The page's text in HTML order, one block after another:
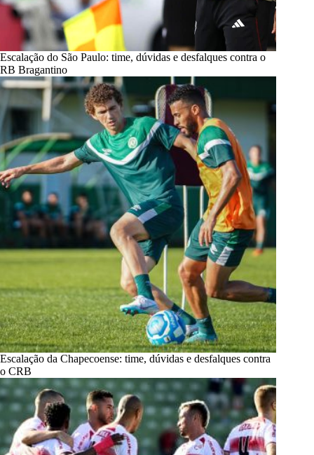
Escalação do São Paulo: time, dúvidas e desfalques contra o
RB Bragantino
Escalação da Chapecoense: time, dúvidas e desfalques contra
o CRB